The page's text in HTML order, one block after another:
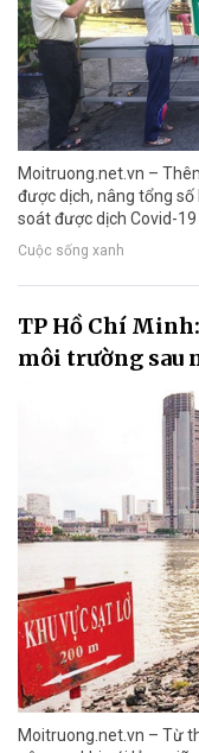
Moitruong.net.vn –
được dịch, nâng tổng số
soát được dịch Covid-
Cuộc sống xanh
TP Hồ Chí
môi trường sau
Moitruong.net.vn – Từ